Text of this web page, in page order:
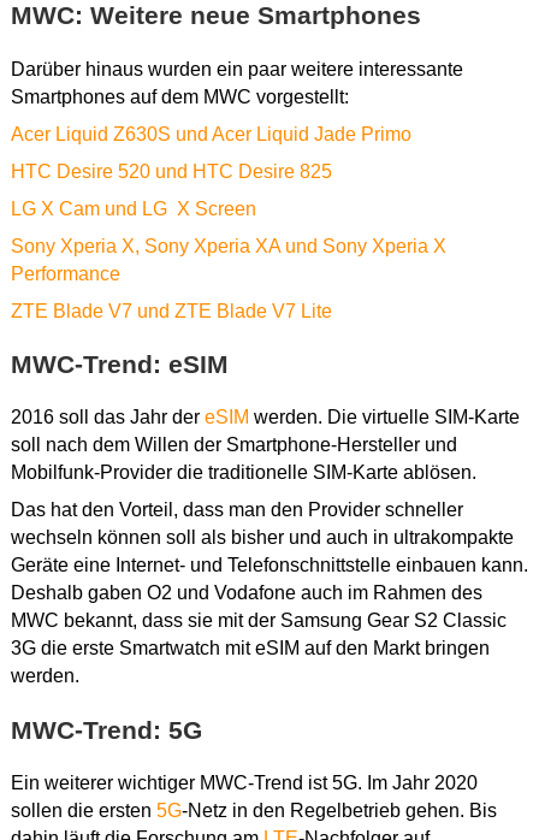
MWC: Weitere neue Smartphones
Darüber hinaus wurden ein paar weitere interessante
Smartphones auf dem MWC vorgestellt:
Acer Liquid Z630S und Acer Liquid Jade Primo
HTC Desire 520 und HTC Desire 825
LG X Cam und LG X Screen
Sony Xperia X, Sony Xperia XA und Sony Xperia X
Performance
ZTE Blade V7 und ZTE Blade V7 Lite
MWC-Trend: eSIM
2016 soll das Jahr der eSIM werden. Die virtuelle SIM-Karte
soll nach dem Willen der Smartphone-Hersteller und
Mobilfunk-Provider die traditionelle SIM-Karte ablösen.
Das hat den Vorteil, dass man den Provider schneller
wechseln können soll als bisher und auch in ultrakompakte
Geräte eine Internet- und Telefonschnittstelle einbauen kann.
Deshalb gaben O2 und Vodafone auch im Rahmen des
MWC bekannt, dass sie mit der Samsung Gear S2 Classic
3G die erste Smartwatch mit eSIM auf den Markt bringen
werden.
MWC-Trend: 5G
Ein weiterer wichtiger MWC-Trend ist 5G. Im Jahr 2020
sollen die ersten 5G-Netz in den Regelbetrieb gehen. Bis